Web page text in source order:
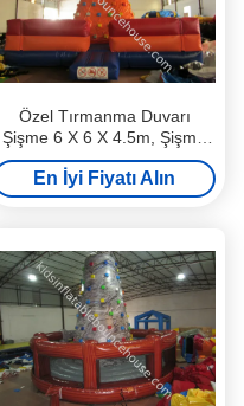
Özel Tırmanma Duvarı
Şişme 6 X 6 X 4.5m, Şişme
Su Kaydırağı Tırmanma
Duvarı
En İyi Fiyatı Alın